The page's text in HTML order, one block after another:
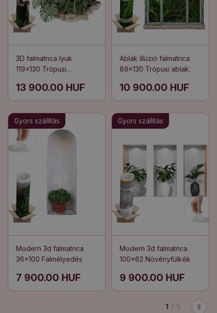
3D falmatrica lyuk
119x130 Trópusi
13 900.00 HUF
Ablak illúzió falmatrica
89x130 Trópusi ablak.
10 900.00 HUF
Gyors szállítás
Modern 3d falmatrica
36x100 Falmélyedés
7 900.00 HUF
Gyors szállítás
Modern 3d falmatrica
100x62 Növényfülkék
9 900.00 HUF
1 / 5